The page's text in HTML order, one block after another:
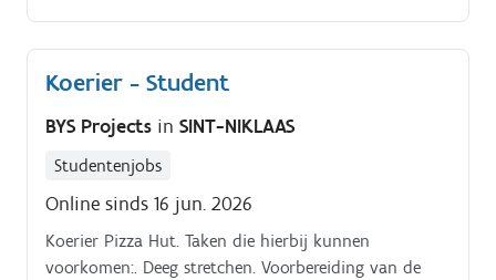
klantcontacten en werkt met collega’s die je vrienden
kunnen zijn.
Koerier - Student
BYS Projects in SINT-NIKLAAS
Studentenjobs
Online sinds 16 jun. 2026
Koerier Pizza Hut. Taken die hierbij kunnen
voorkomen:. Deeg stretchen. Voorbereiding van de